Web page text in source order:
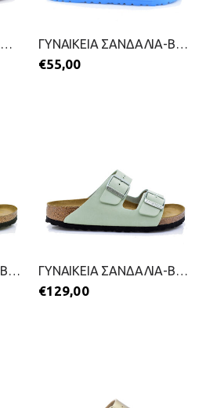
ΓΥΝΑΙΚΕΙΑ ΣΑΝΔΑΛΙΑ-WALK ME-2199-0317-ΡΟΖ ΓΥΝΑΙΚΕΙΑ ΣΑΝΔΑΛΙΑ-BIRKENSTOCK-2399-0577-ΜΠΛΕ
€55,00
ΓΥΝΑΙΚΕΙΑ ΣΑΝΔΑΛΙΑ-BIRKENSTOCK-2399-0574-ΜΩΒ ΓΥΝΑΙΚΕΙΑ ΣΑΝΔΑΛΙΑ-BIRKENSTOCK-2399-0580-ΠΡΑΣΙΝΟ
€129,00